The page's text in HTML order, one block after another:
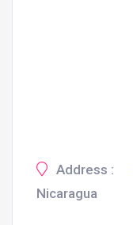
Address :
Nicaragua